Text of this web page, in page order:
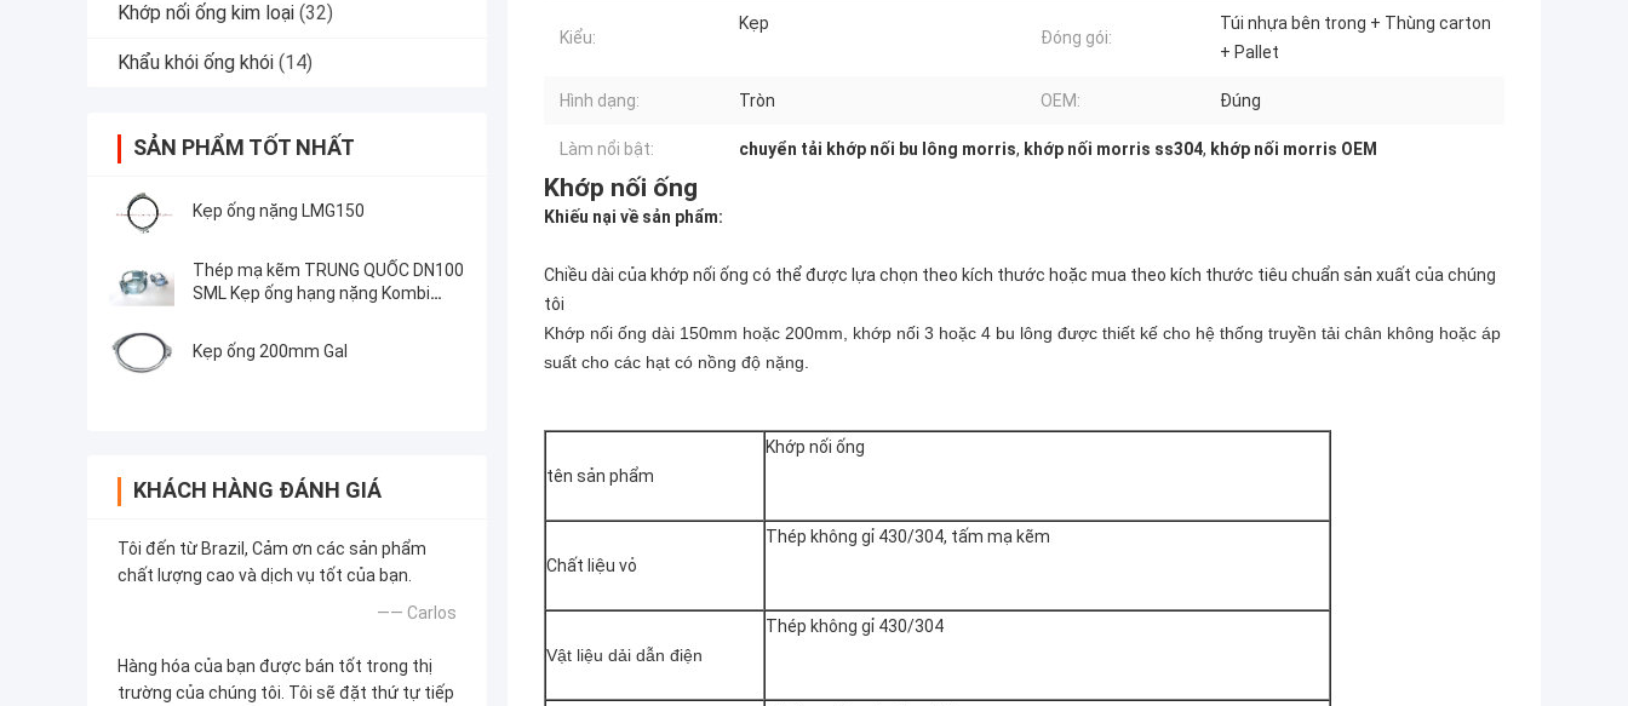
Khớp nối ống kim loại (32)
Khẩu khói ống khói (14)
SẢN PHẨM TỐT NHẤT
Kẹp ống nặng LMG150
Thép mạ kẽm TRUNG QUỐC DN100
SML Kẹp ống hạng nặng Kombi
Kẹp ống 200mm Gal
KHÁCH HÀNG ĐÁNH GIÁ
Tôi đến từ Brazil, Cảm ơn các sản phẩm
chất lượng cao và dịch vụ tốt của bạn.
—— Carlos
Hàng hóa của bạn được bán tốt trong thị
trường của chúng tôi. Tôi sẽ đặt thứ tự tiếp
Kiểu:
Kẹp
Đóng gói:
Túi nhựa bên trong + Thùng carton
+ Pallet
Hình dạng: Tròn OEM: Đúng
Làm nổi bật: chuyển tải khớp nối bu lông morris, khớp nối morris ss304, khớp nối morris OEM
Khớp nối ống
Khiếu nại về sản phẩm:
Chiều dài của khớp nối ống có thể được lựa chọn theo kích thước hoặc mua theo kích thước tiêu chuẩn sản xuất của chúng
tôi
Khớp nối ống dài 150mm hoặc 200mm, khớp nối 3 hoặc 4 bu lông được thiết kế cho hệ thống truyền tải chân không hoặc áp
suất cho các hạt có nồng độ nặng.
tên sản phẩm
Khớp nối ống
Chất liệu vỏ
Thép không gỉ 430/304, tấm mạ kẽm
Vật liệu dải dẫn điện
Thép không gỉ 430/304